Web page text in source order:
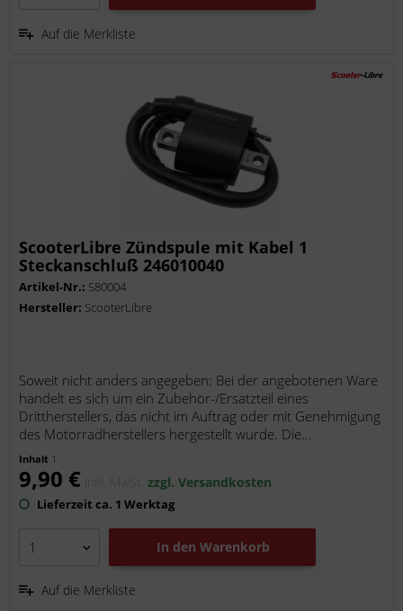
Auf die Merkliste
ScooterLibre Zündspule mit Kabel 1
Steckanschluß 246010040
Artikel-Nr.: 580004
Hersteller: ScooterLibre
Soweit nicht anders angegeben: Bei der angebotenen Ware
handelt es sich um ein Zubehör-/Ersatzteil eines
Drittherstellers, das nicht im Auftrag oder mit Genehmigung
des Motorradherstellers hergestellt wurde. Die...
Inhalt 1
9,90 € inkl. MwSt.zzgl. Versandkosten
Lieferzeit ca. 1 Werktag
In den Warenkorb
Auf die Merkliste